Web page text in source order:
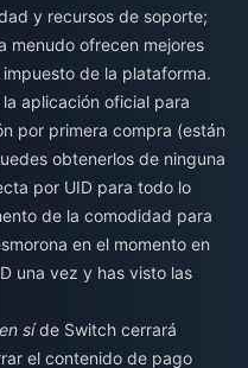
y recursos de soporte;
menudo ofrecen mejores
de la plataforma.
aplicación oficial para
por primera compra (están
obtenerlos de ninguna
por UID para todo lo
de la comodidad para
en el momento en
una vez y has visto las
síde Switch cerrará
el contenido de pago